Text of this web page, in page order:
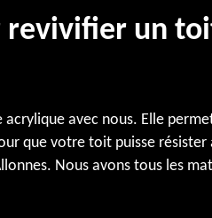
revivifier un
avec nous. Elle
que votre toit puisse
Nous avons tous les